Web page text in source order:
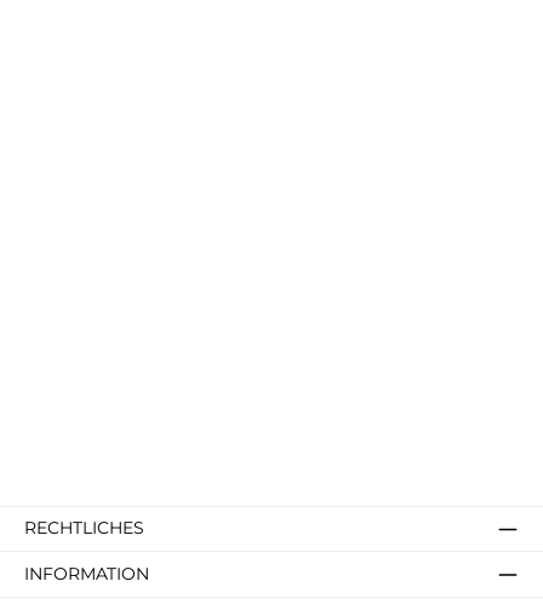
RECHTLICHES
INFORMATION